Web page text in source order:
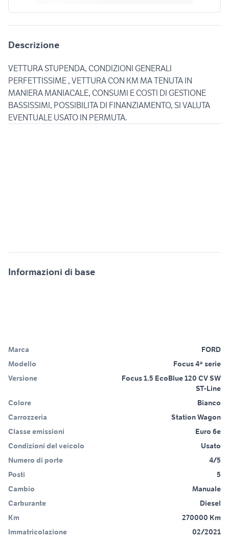
Descrizione
VETTURA STUPENDA, CONDIZIONI GENERALI
PERFETTISSIME , VETTURA CON KM MA TENUTA IN
MANIERA MANIACALE, CONSUMI E COSTI DI GESTIONE
BASSISSIMI, POSSIBILITA DI FINANZIAMENTO, SI VALUTA
Informazioni di base
Marca
FORD
Modello
Focus 4ª serie
Versione
Focus 1.5 EcoBlue 120 CV SW
ST-Line
Colore
Bianco
Carrozzeria
Station Wagon
Classe emissioni
Euro 6e
Condizioni del veicolo
Usato
Numero di porte
4/5
Posti
5
Cambio
Manuale
Carburante
Diesel
Km
270000 Km
Immatricolazione
02/2021